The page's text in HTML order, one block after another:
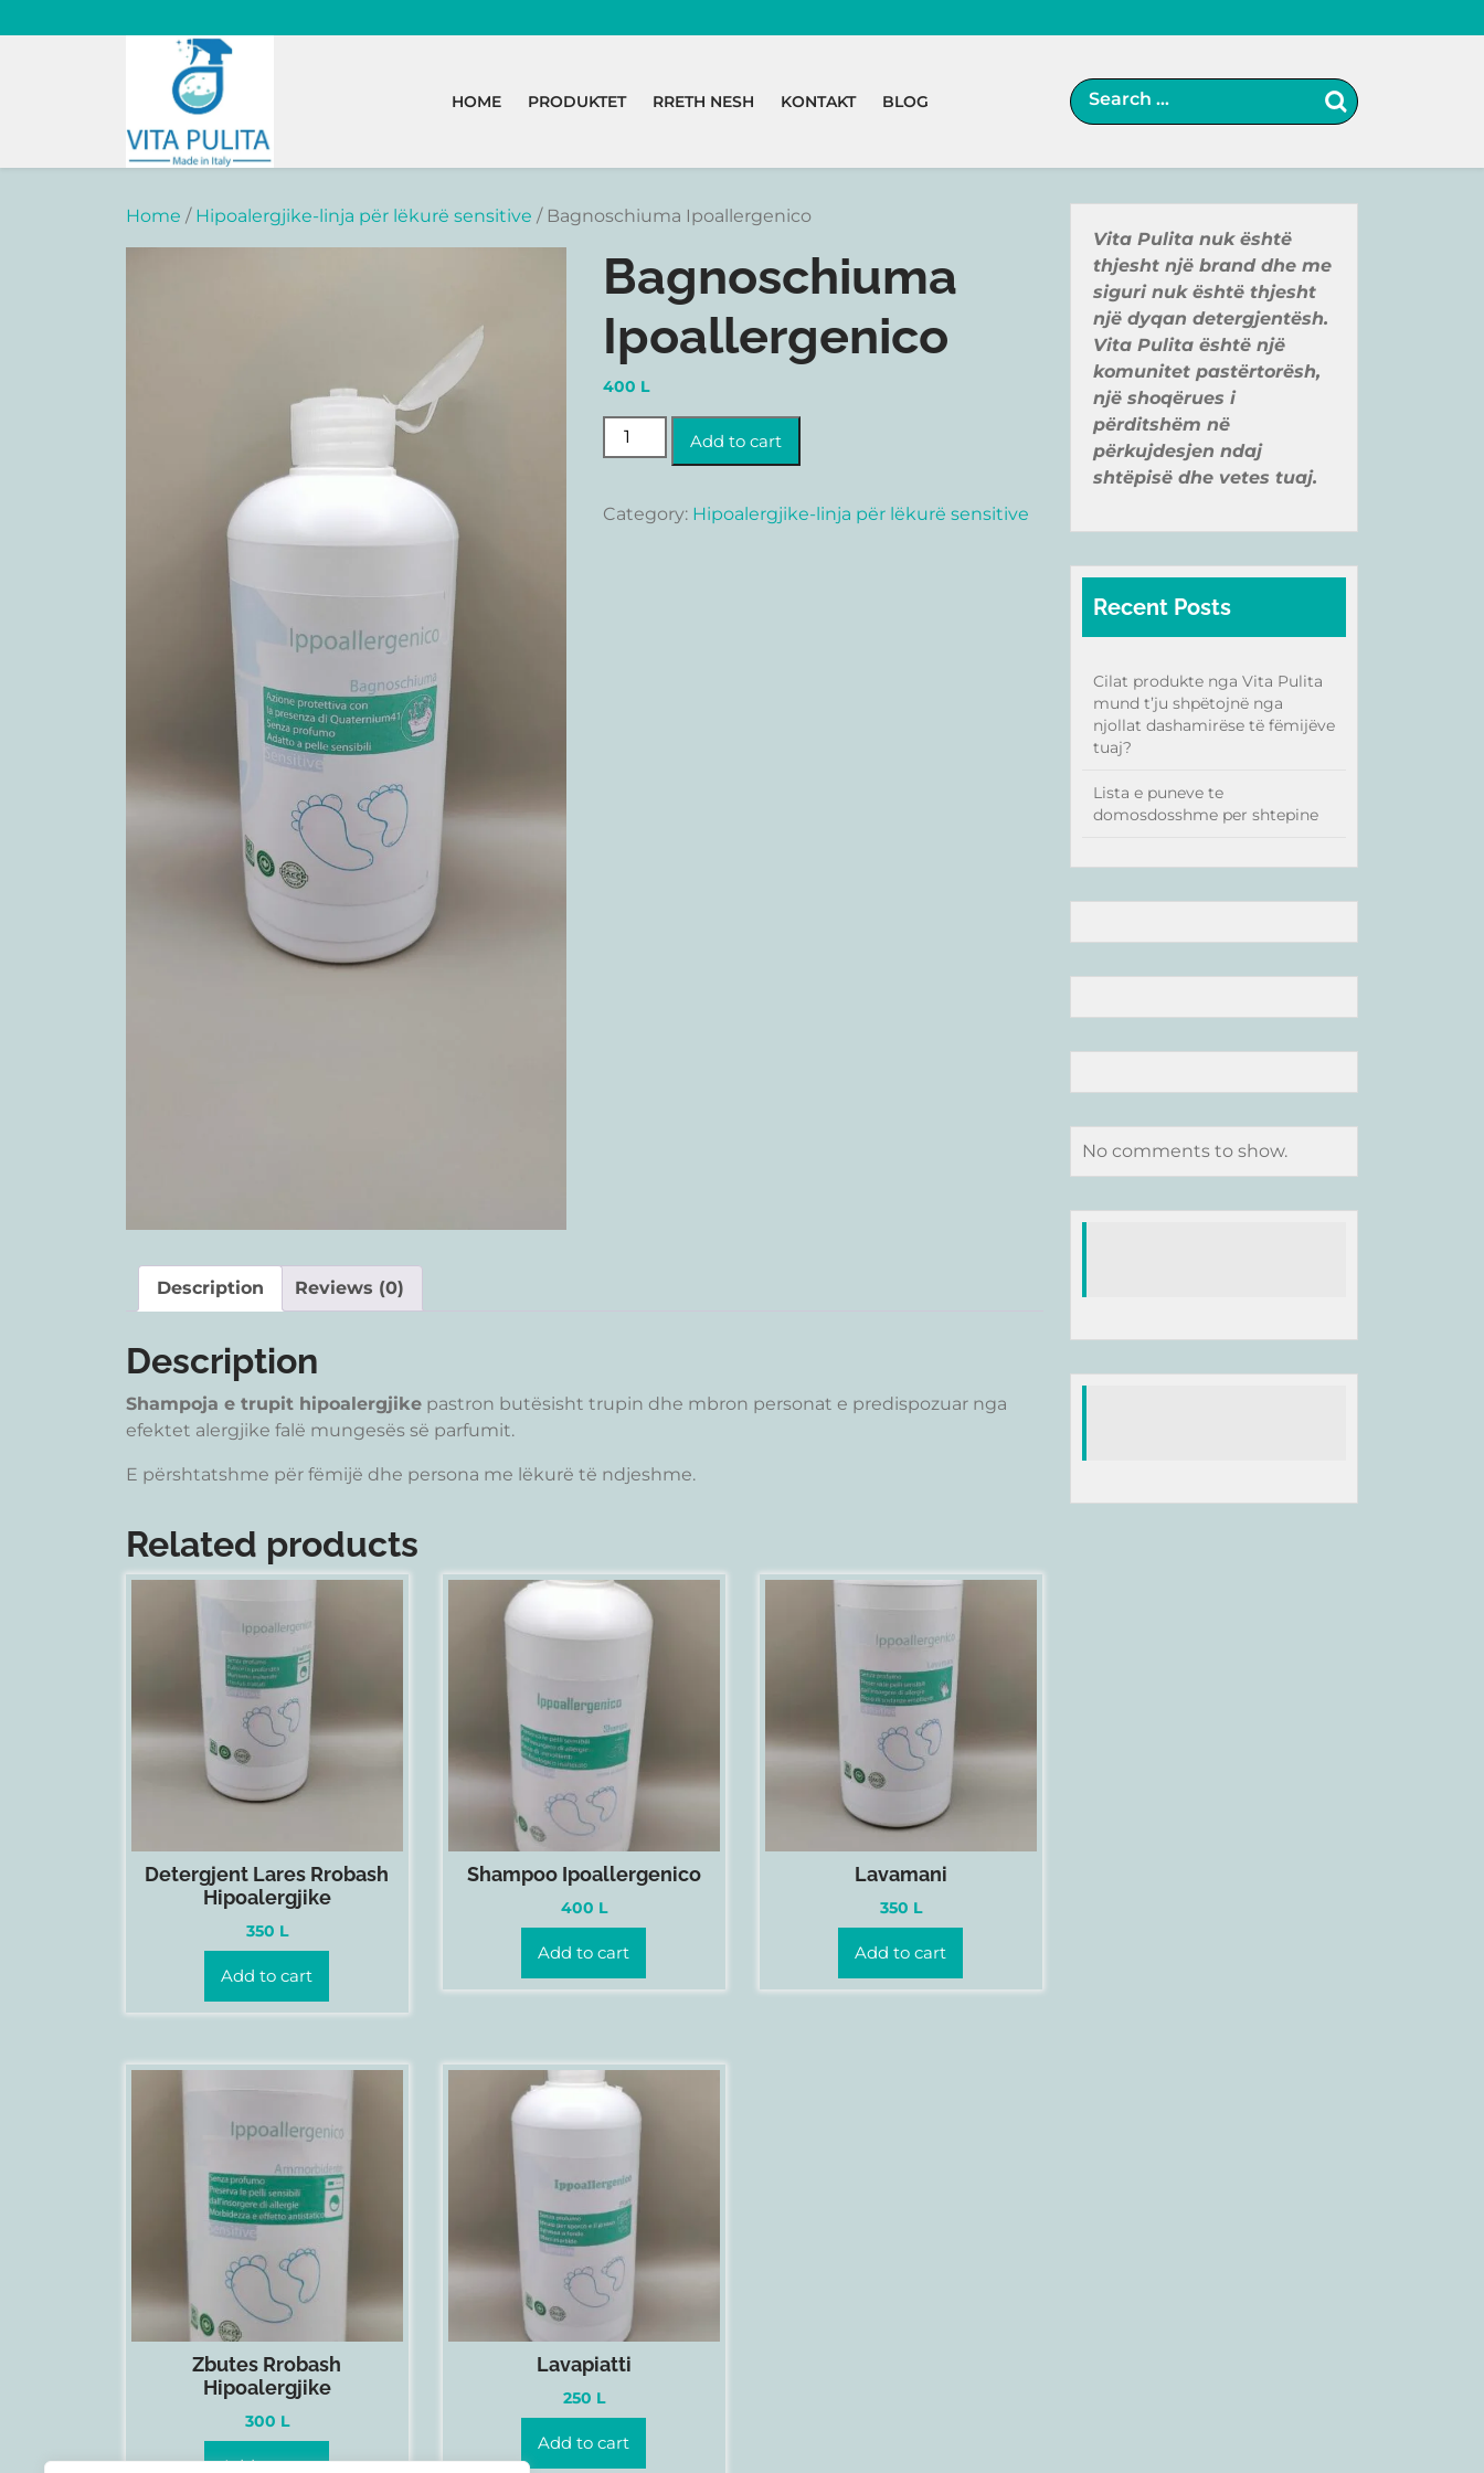
to
HOME PRODUKTET RRETH NESH KONTAKT BLOG
Home / Hipoalergjike-linja për lëkurë sensitive / Bagnoschiuma Ipoallergenico
Bagnoschiuma
Ipoallergenico
400 L
Bagnoschiuma Ipoallergenico quantity
Add to cart
Category: Hipoalergjike-linja për lëkurë sensitive
Description Reviews (0)
Description
Shampoja e trupit hipoalergjike pastron butësisht trupin dhe mbron personat e predispozuar nga
efektet alergjike falë mungesës së parfumit.
E përshtatshme për fëmijë dhe persona me lëkurë të ndjeshme.
Related products
Detergjent Lares Rrobash
Hipoalergjike
350 L
Add to cart
Shampoo Ipoallergenico
400 L
Add to cart
Lavamani
350 L
Add to cart
Zbutes Rrobash
Hipoalergjike
300 L
Add to cart
Lavapiatti
250 L
Add to cart
Vita Pulita nuk është
thjesht një brand dhe me
siguri nuk është thjesht
një dyqan detergjentësh.
Vita Pulita është një
komunitet pastërtorësh,
një shoqërues i
përditshëm në
përkujdesjen ndaj
shtëpisë dhe vetes tuaj.
Recent Posts
Cilat produkte nga Vita Pulita
mund t’ju shpëtojnë nga
njollat dashamirëse të fëmijëve
tuaj?
Lista e puneve te
domosdosshme per shtepine
No comments to show.